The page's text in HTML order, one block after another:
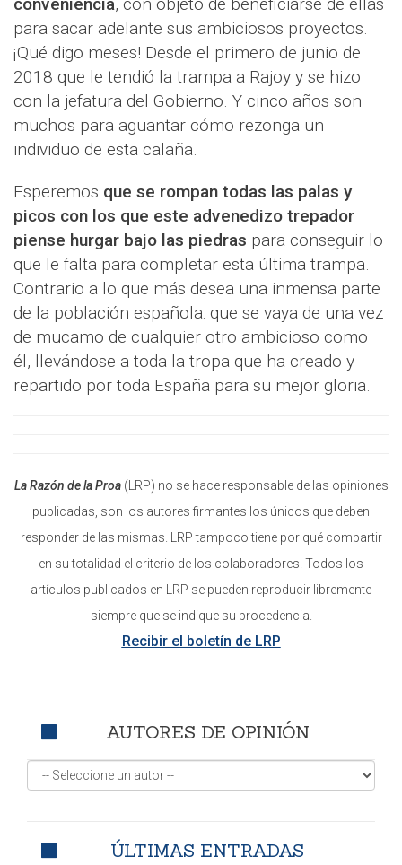
para sacar adelante sus ambiciosos proyectos.
¡Qué digo meses! Desde el primero de junio de
2018 que le tendió la trampa a Rajoy y se hizo
con la jefatura del Gobierno. Y cinco años son
muchos para aguantar cómo rezonga un
individuo de esta calaña.
Esperemos que se rompan todas las palas y
picos con los que este advenedizo trepador
piense hurgar bajo las piedras para conseguir lo
que le falta para completar esta última trampa.
Contrario a lo que más desea una inmensa parte
de la población española: que se vaya de una vez
de mucamo de cualquier otro ambicioso como
él, llevándose a toda la tropa que ha creado y
repartido por toda España para su mejor gloria.
La Razón de la Proa(LRP) no se hace responsable de las opiniones
publicadas, son los autores firmantes los únicos que deben
responder de las mismas. LRP tampoco tiene por qué compartir
en su totalidad el criterio de los colaboradores. Todos los
artículos publicados en LRP se pueden reproducir libremente
siempre que se indique su procedencia.
Recibir el boletín de LRP
AUTORES DE OPINIÓN
ÚLTIMAS ENTRADAS